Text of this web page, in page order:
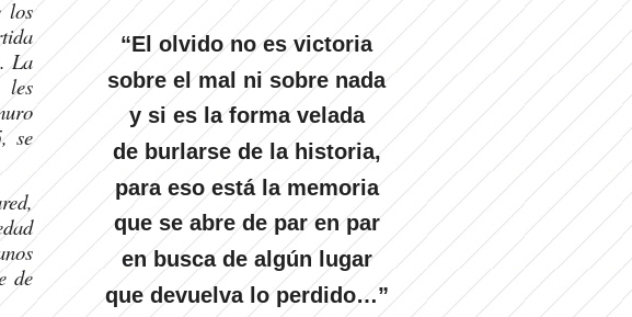
los
La
les
se
de
“El olvido no es victoria
sobre el mal ni sobre nada
y si es la forma velada
de burlarse de la historia,
para eso está la memoria
que se abre de par en par
en busca de algún lugar
que devuelva lo perdido…”